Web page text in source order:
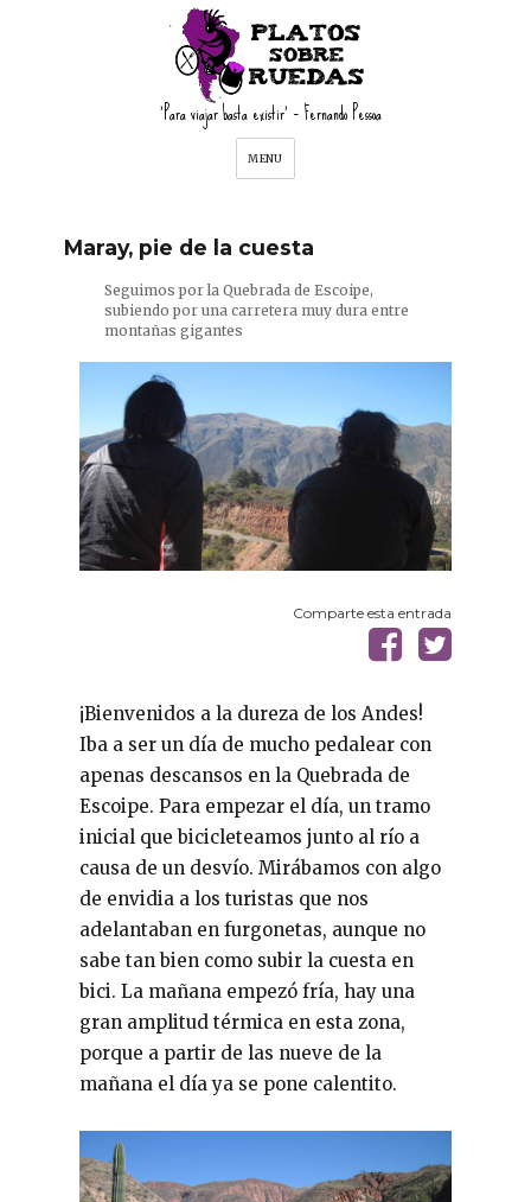
MENU
'Para viajar basta existir' – Fernando Pessoa
Maray, pie de la cuesta
Seguimos por la Quebrada de Escoipe,
subiendo por una carretera muy dura entre
montañas gigantes
Comparte esta entrada
¡Bienvenidos a la dureza de los Andes!
Iba a ser un día de mucho pedalear con
apenas descansos en la Quebrada de
Escoipe. Para empezar el día, un tramo
inicial que bicicleteamos junto al río a
causa de un desvío. Mirábamos con algo
de envidia a los turistas que nos
adelantaban en furgonetas, aunque no
sabe tan bien como subir la cuesta en
bici. La mañana empezó fría, hay una
gran amplitud térmica en esta zona,
porque a partir de las nueve de la
mañana el día ya se pone calentito.